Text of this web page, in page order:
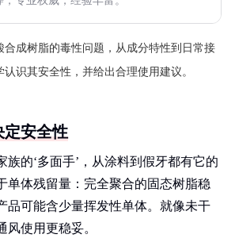
合成树脂的毒性问题，从成分特性到日常接
识其安全性，并给出合理使用建议。
定安全性
族的‘多面手’，从涂料到假牙都有它的
单体残留量：完全聚合的固态树脂稳
品可能含少量挥发性单体。就像未干
风使用更稳妥。